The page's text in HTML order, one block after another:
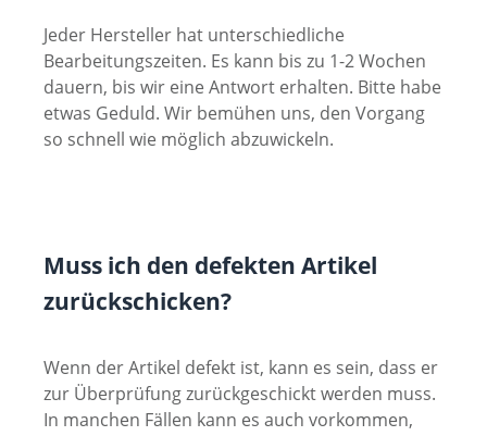
Jeder Hersteller hat unterschiedliche
Bearbeitungszeiten. Es kann bis zu 1-2 Wochen
dauern, bis wir eine Antwort erhalten. Bitte habe
etwas Geduld. Wir bemühen uns, den Vorgang
so schnell wie möglich abzuwickeln.
Muss ich den defekten Artikel
zurückschicken?
Wenn der Artikel defekt ist, kann es sein, dass er
zur Überprüfung zurückgeschickt werden muss.
In manchen Fällen kann es auch vorkommen,